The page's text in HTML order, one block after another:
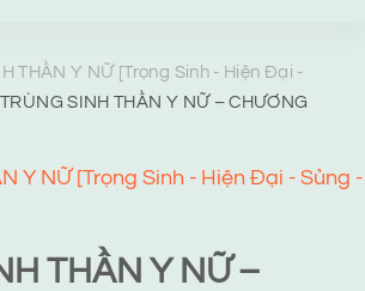
THẦN Y NỮ [Trọng Sinh - Hiện Đại -
TRÙNG SINH THẦN Y NỮ – CHƯƠNG
Y NỮ [Trọng Sinh - Hiện Đại - Sủng -
THẦN Y NỮ –